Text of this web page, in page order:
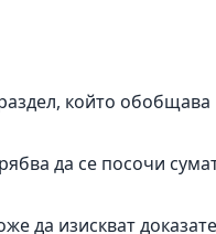
който обобщава
да се посочи
да изискват